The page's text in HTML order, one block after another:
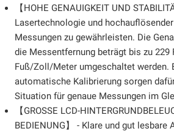
【HOHE GENAUIGKEIT UND
Lasertechnologie und
Messungen zu gewährleisten. Die
die Messentfernung beträgt bis zu
Fuß/Zoll/Meter umgeschaltet werden.
automatische Kalibrierung sorgen
Situation für genaue Messungen im
【GROSSE LCD-
BEDIENUNG】 - Klare und gut lesbare